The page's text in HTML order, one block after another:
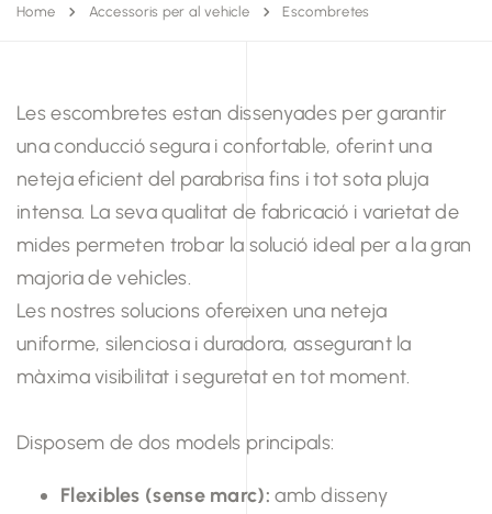
Home Accessoris per al vehicle Escombretes
Les escombretes estan dissenyades per garantir
una conducció segura i confortable, oferint una
neteja eficient del parabrisa fins i tot sota pluja
intensa. La seva qualitat de fabricació i varietat de
mides permeten trobar la solució ideal per a la gran
majoria de vehicles.
Les nostres solucions ofereixen una neteja
uniforme, silenciosa i duradora, assegurant la
màxima visibilitat i seguretat en tot moment.
Disposem de dos models principals:
Flexibles (sense marc): amb disseny